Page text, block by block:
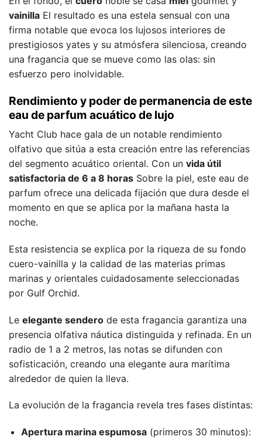
vainilla El resultado es una estela sensual con una
firma notable que evoca los lujosos interiores de
prestigiosos yates y su atmósfera silenciosa, creando
una fragancia que se mueve como las olas: sin
esfuerzo pero inolvidable.
Rendimiento y poder de permanencia de este
eau de parfum acuático de lujo
Yacht Club hace gala de un notable rendimiento
olfativo que sitúa a esta creación entre las referencias
del segmento acuático oriental. Con un vida útil
satisfactoria de 6 a 8 horas Sobre la piel, este eau de
parfum ofrece una delicada fijación que dura desde el
momento en que se aplica por la mañana hasta la
noche.
Esta resistencia se explica por la riqueza de su fondo
cuero-vainilla y la calidad de las materias primas
marinas y orientales cuidadosamente seleccionadas
por Gulf Orchid.
Le elegante sendero de esta fragancia garantiza una
presencia olfativa náutica distinguida y refinada. En un
radio de 1 a 2 metros, las notas se difunden con
sofisticación, creando una elegante aura marítima
alrededor de quien la lleva.
La evolución de la fragancia revela tres fases distintas:
Apertura marina espumosa(primeros 30 minutos):